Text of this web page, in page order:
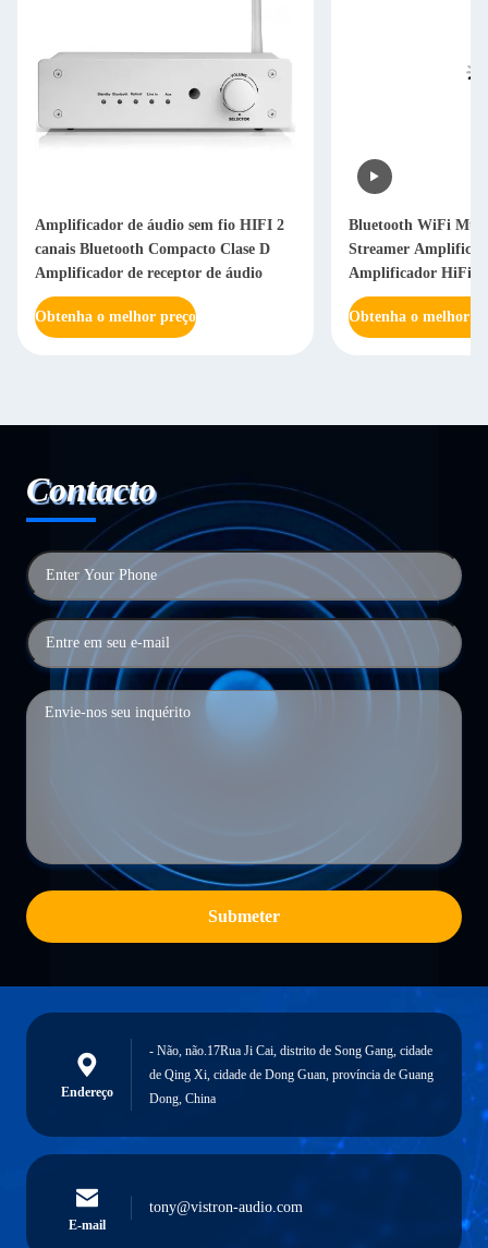
Amplificador de áudio sem fio HIFI 2
canais Bluetooth Compacto Clase D
Amplificador de receptor de áudio
Obtenha o melhor preço
Bluetooth WiFi
Streamer
Amplificador HiFi
Obtenha o melhor
Contacto
Submeter
Endereço
- Não, não.17Rua Ji Cai, distrito de Song Gang, cidade
de Qing Xi, cidade de Dong Guan, província de Guang
Dong, China
E-mail
tony@vistron-audio.com